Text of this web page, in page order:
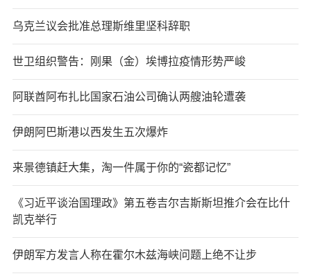
乌克兰议会批准总理斯维里坚科辞职
世卫组织警告：刚果（金）埃博拉疫情形势严峻
阿联酋阿布扎比国家石油公司确认两艘油轮遭袭
伊朗阿巴斯港以西发生五次爆炸
来景德镇赶大集，淘一件属于你的“瓷都记忆”
《习近平谈治国理政》第五卷吉尔吉斯斯坦推介会在比什
凯克举行
伊朗军方发言人称在霍尔木兹海峡问题上绝不让步